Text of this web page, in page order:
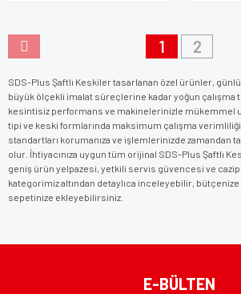
1 2
SDS-Plus Şaftlı Keskiler tasarlanan özel ürünler,
büyük ölçekli imalat süreçlerine kadar yoğun çalışma
kesintisiz performans ve makinelerinizle mükemmel
tipi ve keski formlarında maksimum çalışma
standartları korumanıza ve işlemlerinizde zamandan
olur. İhtiyacınıza uygun tüm orijinal SDS-Plus Şaftlı
geniş ürün yelpazesi, yetkili servis güvencesi ve
kategorimiz altından detaylıca inceleyebilir,
sepetinize ekleyebilirsiniz.
E-BÜLTEN